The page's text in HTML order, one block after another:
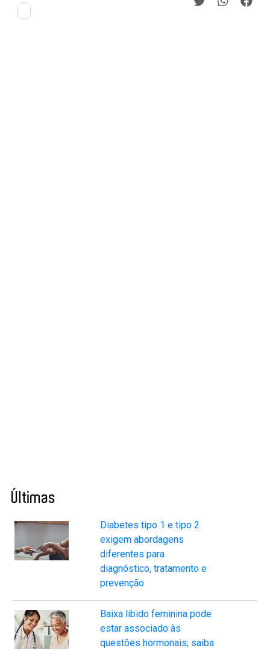
Últimas
Diabetes tipo 1 e tipo 2
exigem abordagens
diferentes para
diagnóstico, tratamento e
prevenção
Baixa libido feminina pode
estar associado às
questões hormonais; saiba